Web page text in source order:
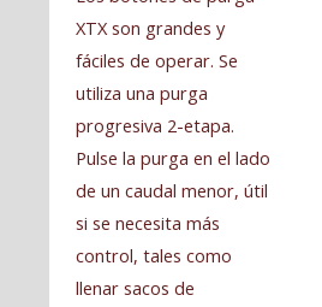
XTX son grandes y
fáciles de operar. Se
utiliza una purga
progresiva 2-etapa.
Pulse la purga en el lado
de un caudal menor, útil
si se necesita más
control, tales como
llenar sacos de